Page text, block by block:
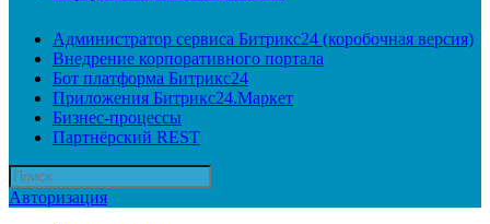
Администратор сервиса Битрикс24 (коробочная версия)
Внедрение корпоративного портала
Бот платформа Битрикс24
Приложения Битрикс24.Маркет
Бизнес-процессы
Партнёрский REST
Авторизация